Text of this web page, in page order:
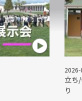
立ち
り